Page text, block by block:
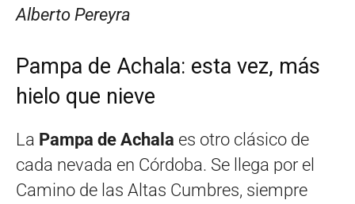
Alberto Pereyra
Pampa de Achala: esta vez, más
hielo que nieve
La Pampa de Achala es otro clásico de
cada nevada en Córdoba. Se llega por el
Camino de las Altas Cumbres, siempre